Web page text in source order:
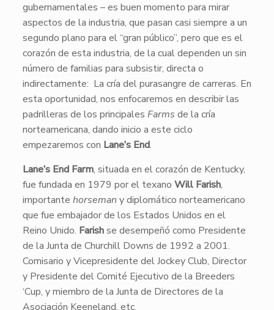
gubernamentales – es buen momento para mirar
aspectos de la industria, que pasan casi siempre a un
segundo plano para el “gran público”, pero que es el
corazón de esta industria, de la cual dependen un sin
número de familias para subsistir, directa o
indirectamente: La cría del purasangre de carreras. En
esta oportunidad, nos enfocaremos en describir las
padrilleras de los principales Farms de la cría
norteamericana, dando inicio a este ciclo
empezaremos con Lane’s End.
Lane’s End Farm, situada en el corazón de Kentucky,
fue fundada en 1979 por el texano Will Farish,
importante horseman y diplomático norteamericano
que fue embajador de los Estados Unidos en el
Reino Unido. Farishse desempeñó como Presidente
de la Junta de Churchill Downs de 1992 a 2001.
Comisario y Vicepresidente del Jockey Club, Director
y Presidente del Comité Ejecutivo de la Breeders
‘Cup, y miembro de la Junta de Directores de la
Asociación Keeneland, etc.